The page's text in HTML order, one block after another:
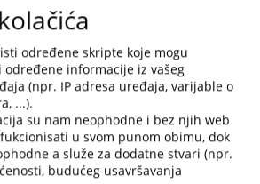
i likvidacije u skladu sa zakonom,
koji nastanu u toku i povodom
stečaja i likvidacije
pravnih lica ili samostalnih
Zakonom o upisu poslovnih
postupka po pravosnažnim
privrednih sudova
određene skripte koje mogu
informacije iz vašeg
(npr. IP adresa uređaja, varijable o
...).
su nam neophodne i bez njih web
u svom punom obimu, dok
a služe za dodatne stvari (npr.
budućeg usavršavanja